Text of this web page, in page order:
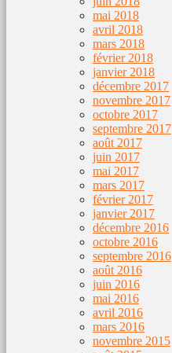
mai 2018
avril 2018
mars 2018
février 2018
janvier 2018
décembre 2017
novembre 2017
octobre 2017
septembre 2017
août 2017
juin 2017
mai 2017
mars 2017
février 2017
janvier 2017
décembre 2016
octobre 2016
septembre 2016
août 2016
juin 2016
mai 2016
avril 2016
mars 2016
novembre 2015